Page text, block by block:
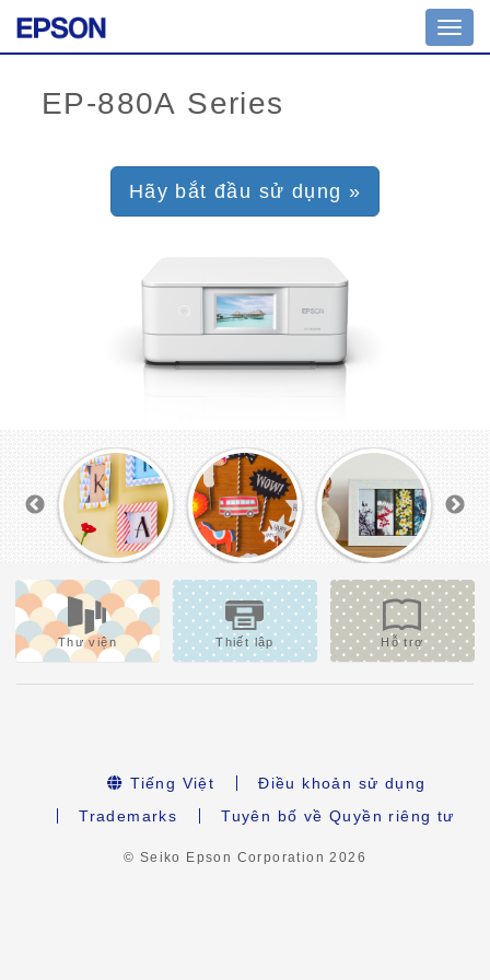
Hãy bắt đầu sử dụng »
Thư viện Thiết lập Hỗ trợ
Tiếng Việt
Điều khoản sử dụng
Trademarks
Tuyên bố về Quyền riêng tư
© Seiko Epson Corporation2026